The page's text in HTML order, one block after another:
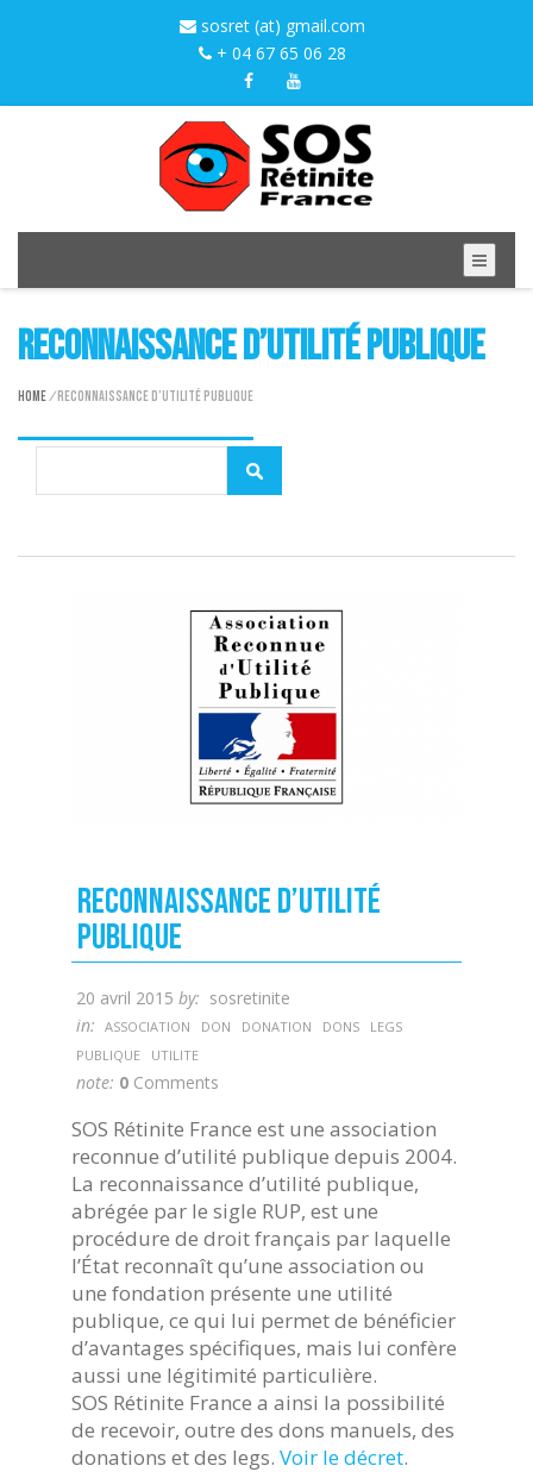
sosret (at) gmail.com
+ 04 67 65 06 28
Reconnaissance d’utilité publique
Home/Reconnaissance d’utilité publique
Reconnaissance d’utilité
publique
20 avril 2015 by: sosretinite
in: ASSOCIATION DON DONATION DONS
LEGS
PUBLIQUE
UTILITE
note: 0 Comments
SOS Rétinite France est une association
reconnue d’utilité publique depuis 2004.
La reconnaissance d’utilité publique,
abrégée par le sigle RUP, est une
procédure de droit français par laquelle
l’État reconnaît qu’une association ou
une fondation présente une utilité
publique, ce qui lui permet de bénéficier
d’avantages spécifiques, mais lui confère
aussi une légitimité particulière.
SOS Rétinite France a ainsi la possibilité
de recevoir, outre des dons manuels, des
donations et des legs. Voir le décret.